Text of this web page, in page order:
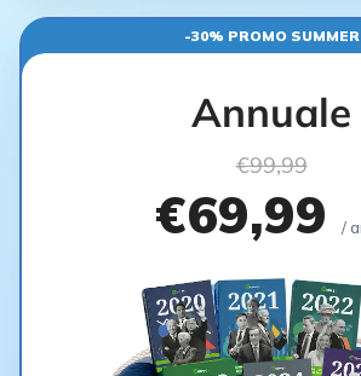
-30% PROMO SUMMER
Annuale
€99,99
€69,99 /